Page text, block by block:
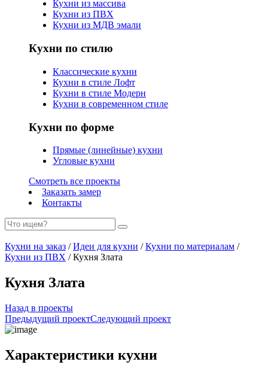
Кухни из массива
Кухни из ПВХ
Кухни из МДВ эмали
Кухни по стилю
Классические кухни
Кухни в стиле Лофт
Кухни в стиле Модерн
Кухни в современном стиле
Кухни по форме
Прямые (линейные) кухни
Угловые кухни
Смотреть все проекты
Заказать замер
Контакты
Кухни на заказ /Идеи для кухни /Кухни по материалам /
Кухни из ПВХ / Кухня Злата
Кухня Злата
Назад в проекты
Предыдущий проектСледующий проект
Характеристики кухни